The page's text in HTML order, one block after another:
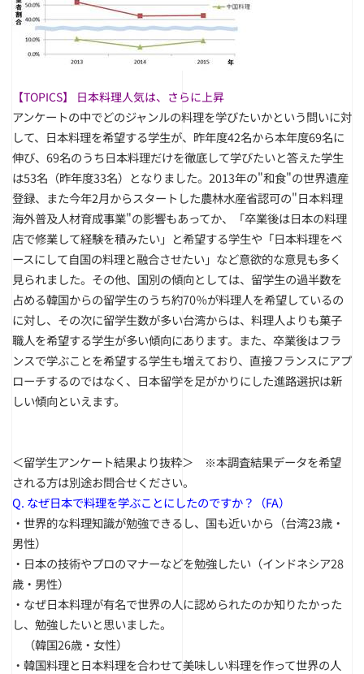
【TOPICS】 日本料理人気は、さらに上昇
アンケートの中でどのジャンルの料理を学びたいかという問いに対
して、日本料理を希望する学生が、昨年度42名から本年度69名に
伸び、69名のうち日本料理だけを徹底して学びたいと答えた学生
は53名（昨年度33名）となりました。2013年の"和食"の世界遺産
登録、また今年2月からスタートした農林水産省認可の"日本料理
海外普及人材育成事業"の影響もあってか、「卒業後は日本の料理
店で修業して経験を積みたい」と希望する学生や「日本料理をベ
ースにして自国の料理と融合させたい」など意欲的な意見も多く
見られました。その他、国別の傾向としては、留学生の過半数を
占める韓国からの留学生のうち約70％が料理人を希望しているの
に対し、その次に留学生数が多い台湾からは、料理人よりも菓子
職人を希望する学生が多い傾向にあります。また、卒業後はフラ
ンスで学ぶことを希望する学生も増えており、直接フランスにアプ
ローチするのではなく、日本留学を足がかりにした進路選択は新
しい傾向といえます。
＜留学生アンケート結果より抜粋＞ ※本調査結果データを希望
される方は別途お問合せください。
Q. なぜ日本で料理を学ぶことにしたのですか？（FA）
・世界的な料理知識が勉強できるし、国も近いから（台湾23歳・
男性）
・日本の技術やプロのマナーなどを勉強したい（インドネシア28
歳・男性）
・なぜ日本料理が有名で世界の人に認められたのか知りたかった
し、勉強したいと思いました。
（韓国26歳・女性）
・韓国料理と日本料理を合わせて美味しい料理を作って世界の人